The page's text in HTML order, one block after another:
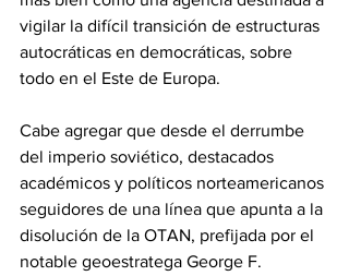
vigilar la difícil transición de estructuras
autocráticas en democráticas, sobre
todo en el Este de Europa.
Cabe agregar que desde el derrumbe
del imperio soviético, destacados
académicos y políticos norteamericanos
seguidores de una línea que apunta a la
disolución de la OTAN, prefijada por el
notable geoestratega George F.